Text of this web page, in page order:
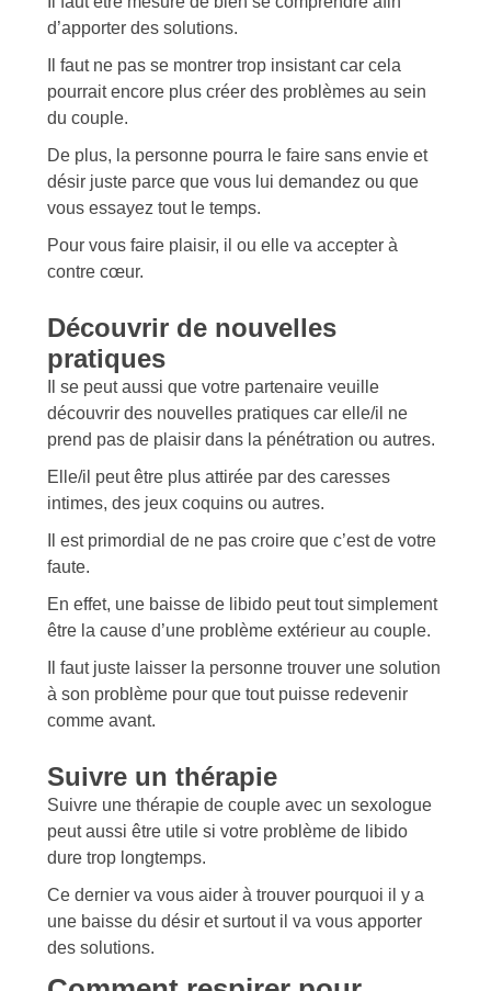
d’apporter des solutions.
Il faut ne pas se montrer trop insistant car cela
pourrait encore plus créer des problèmes au sein
du couple.
De plus, la personne pourra le faire sans envie et
désir juste parce que vous lui demandez ou que
vous essayez tout le temps.
Pour vous faire plaisir, il ou elle va accepter à
contre cœur.
Découvrir de nouvelles
pratiques
Il se peut aussi que votre partenaire veuille
découvrir des nouvelles pratiques car elle/il ne
prend pas de plaisir dans la pénétration ou autres.
Elle/il peut être plus attirée par des caresses
intimes, des jeux coquins ou autres.
Il est primordial de ne pas croire que c’est de votre
faute.
En effet, une baisse de libido peut tout simplement
être la cause d’une problème extérieur au couple.
Il faut juste laisser la personne trouver une solution
à son problème pour que tout puisse redevenir
comme avant.
Suivre un thérapie
Suivre une thérapie de couple avec un sexologue
peut aussi être utile si votre problème de libido
dure trop longtemps.
Ce dernier va vous aider à trouver pourquoi il y a
une baisse du désir et surtout il va vous apporter
des solutions.